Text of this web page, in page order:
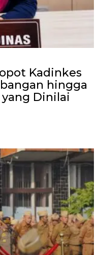
Kadinkes
hingga
yang Dinilai